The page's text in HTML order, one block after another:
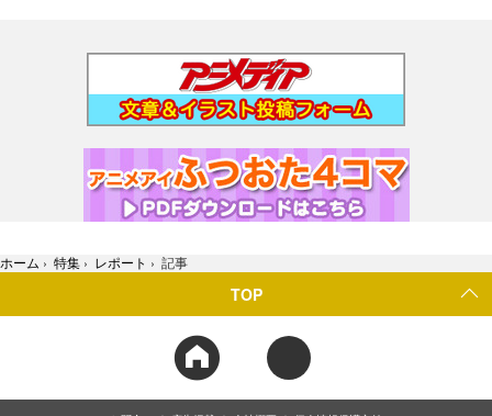
ホーム › 特集 › レポート › 記事
TOP